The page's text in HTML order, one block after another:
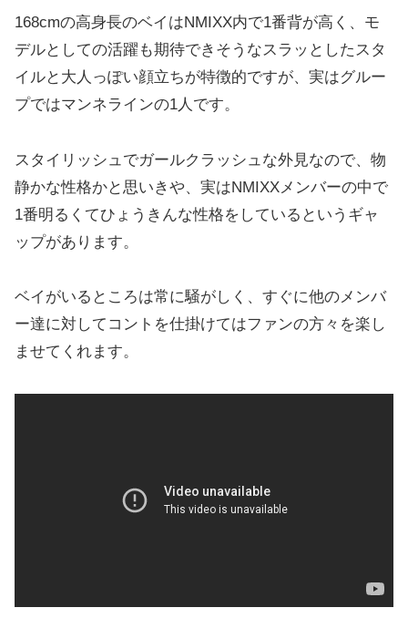
168cmの高身長のベイはNMIXX内で1番背が高く、モ
デルとしての活躍も期待できそうなスラッとしたスタ
イルと大人っぽい顔立ちが特徴的ですが、実はグルー
プではマンネラインの1人です。
スタイリッシュでガールクラッシュな外見なので、物
静かな性格かと思いきや、実はNMIXXメンバーの中で
1番明るくてひょうきんな性格をしているというギャ
ップがあります。
ベイがいるところは常に騒がしく、すぐに他のメンバ
ー達に対してコントを仕掛けてはファンの方々を楽し
ませてくれます。